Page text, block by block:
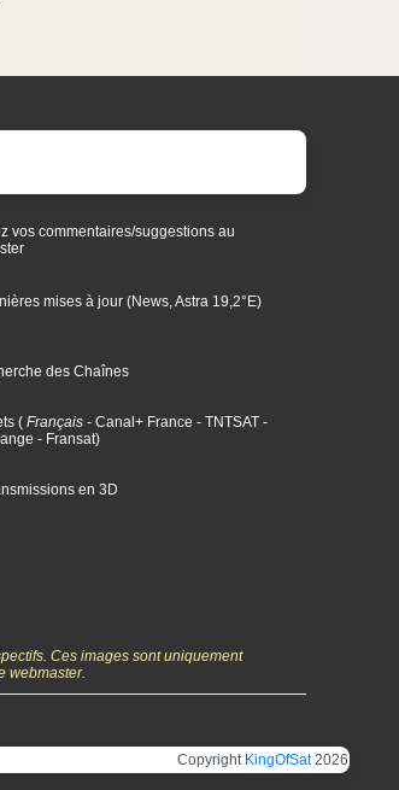
vos commentaires/suggestions au
mises à jour (News, Astra 19,2°E)
des Chaînes
( Français - Canal+ France - TNTSAT -
- Fransat)
en 3D
Ces images sont uniquement
webmaster.
Copyright KingOfSat2026